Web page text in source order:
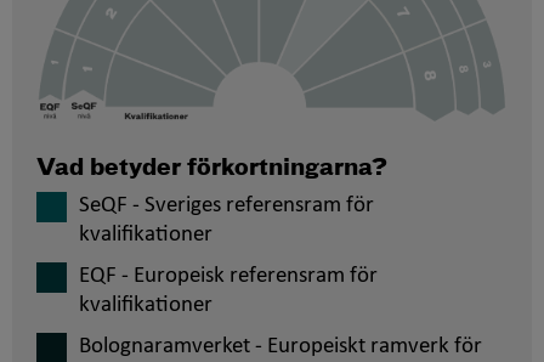
Vad betyder förkortningarna?
SeQF - Sveriges referensram för
kvalifikationer
EQF - Europeisk referensram för
kvalifikationer
Bolognaramverket - Europeiskt ramverk för